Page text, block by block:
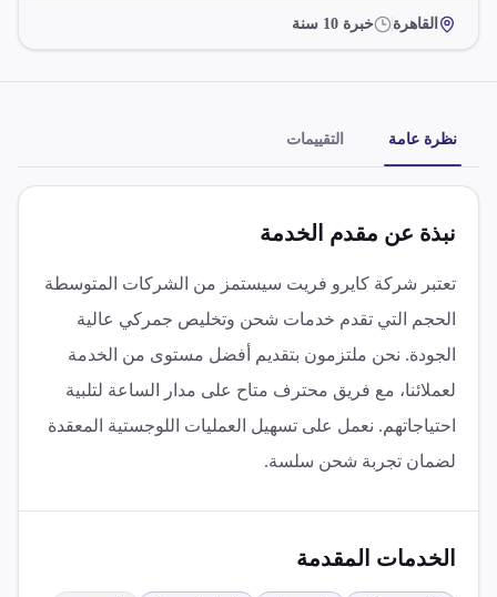
القاهرة خبرة 10 سنة
نظرة عامة التقييمات
نبذة عن مقدم الخدمة
تعتبر شركة كايرو فريت سيستمز من الشركات المتوسطة
الحجم التي تقدم خدمات شحن وتخليص جمركي عالية
الجودة. نحن ملتزمون بتقديم أفضل مستوى من الخدمة
لعملائنا، مع فريق محترف متاح على مدار الساعة لتلبية
احتياجاتهم. نعمل على تسهيل العمليات اللوجستية المعقدة
لضمان تجربة شحن سلسة.
الخدمات المقدمة